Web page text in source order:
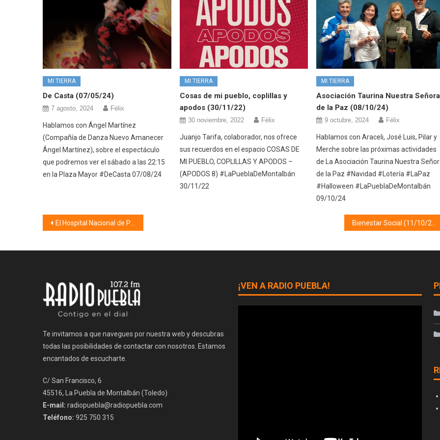
MI TIERRA
De Casta (07/05/24)
7 agosto, 2024 Félix
Hablamos con Ángel Martínez
(Compañía de Danza Nuevo Amanecer
Ángel Martínez), sobre el espectáculo
que podremos ver el sábado a las 22:15
en la Plaza Mayor #DeCasta 07/08/24
MI TIERRA
Cosas de mi pueblo, coplillas y
apodos (30/11/22)
30 noviembre, 2022 Félix
Juanjo Tarifa, colaborador, nos ofrece
sus recuerdos en el espacio COSAS DE
MI PUEBLO, COPLILLAS Y APODOS –
(APODOS 8) #LaPueblaDeMontalbán
30/11/22
MI TIERRA
Asociación Taurina Nuestra Señora
de la Paz (08/10/24)
9 octubre, 2024 Félix
Hablamos con Araceli, José Luis, Pilar y
Merche sobre las próximas actividades
de La Asociación Taurina Nuestra
de la Paz #Navidad #Lotería #LaPaz
#Halloween #LaPueblaDeMontalbán
09/10/24
Navegación
El Hospital Nacional de Parapléjicos visto por sus profesionales de los primeros 15 años (08/10/22)
Te invitamos a que navegues por nuestra web y descubras
todas las posibilidades de contactar con nosotros. Estamos
encantados de escucharte.
C/ San Francisco, 6
45516, La Puebla de Montalbán (Toledo)
E-mail: radiopuebla@radiopuebla.com
Teléfono: 925 750 315
¡VEN A RADIO PUEBLA!